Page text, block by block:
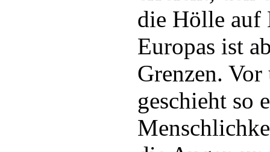
die Hölle auf
Europas ist
Grenzen. Vor
geschieht so